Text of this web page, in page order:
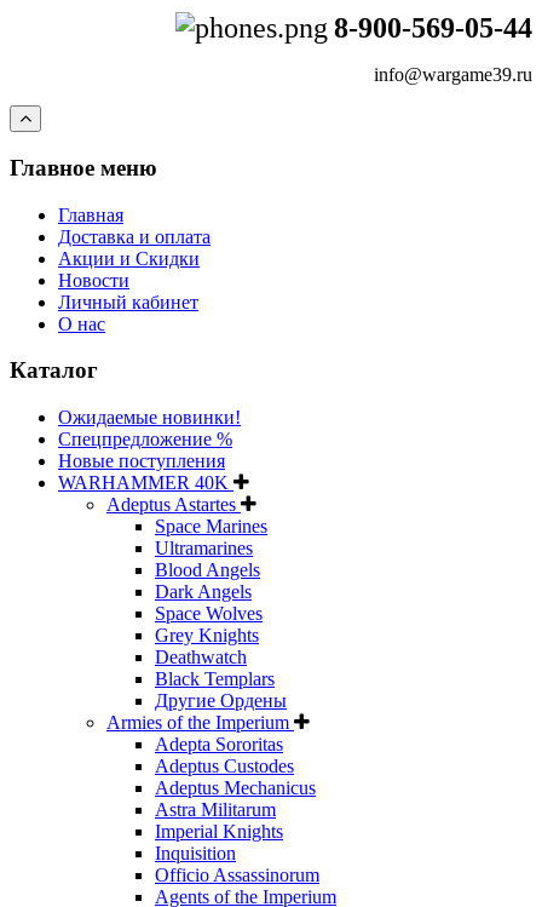
8-900-569-05-44
info@wargame39.ru
Главное меню
Главная
Доставка и оплата
Акции и Скидки
Новости
Личный кабинет
О нас
Каталог
Ожидаемые новинки!
Спецпредложение %
Новые поступления
WARHAMMER 40K
Adeptus Astartes
Space Marines
Ultramarines
Blood Angels
Dark Angels
Space Wolves
Grey Knights
Deathwatch
Black Templars
Другие Ордены
Armies of the Imperium
Adepta Sororitas
Adeptus Custodes
Adeptus Mechanicus
Astra Militarum
Imperial Knights
Inquisition
Officio Assassinorum
Agents of the Imperium